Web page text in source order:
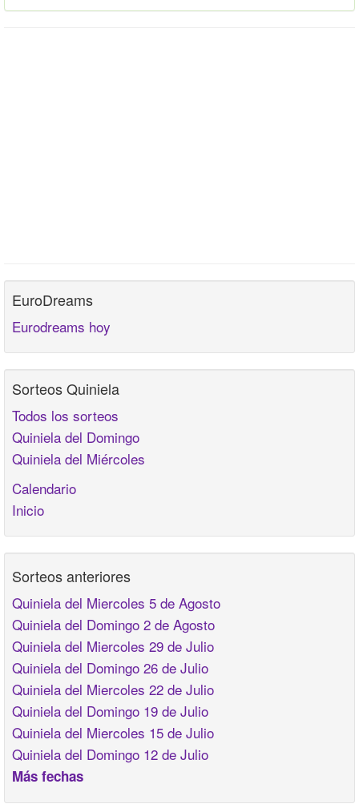
EuroDreams
Eurodreams hoy
Sorteos Quiniela
Todos los sorteos
Quiniela del Domingo
Quiniela del Miércoles
Calendario
Inicio
Sorteos anteriores
Quiniela del Miercoles 5 de Agosto
Quiniela del Domingo 2 de Agosto
Quiniela del Miercoles 29 de Julio
Quiniela del Domingo 26 de Julio
Quiniela del Miercoles 22 de Julio
Quiniela del Domingo 19 de Julio
Quiniela del Miercoles 15 de Julio
Quiniela del Domingo 12 de Julio
Más fechas